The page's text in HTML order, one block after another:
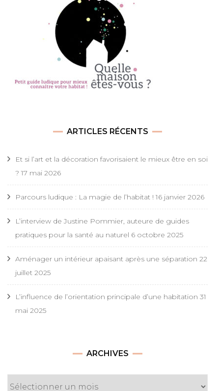
ARTICLES RÉCENTS
Et si l’art et la décoration favorisaient le mieux être en soi
? 17 mai 2026
Parcours ludique : La magie de l’habitat ! 16 janvier 2026
L’interview de Justine Pommier, auteure de guides
pratiques pour la santé au naturel 6 octobre 2025
Aménager un intérieur apaisant après une séparation 22
juillet 2025
L’influence de l’orientation principale d’une habitation 31
mai 2025
ARCHIVES
Archives